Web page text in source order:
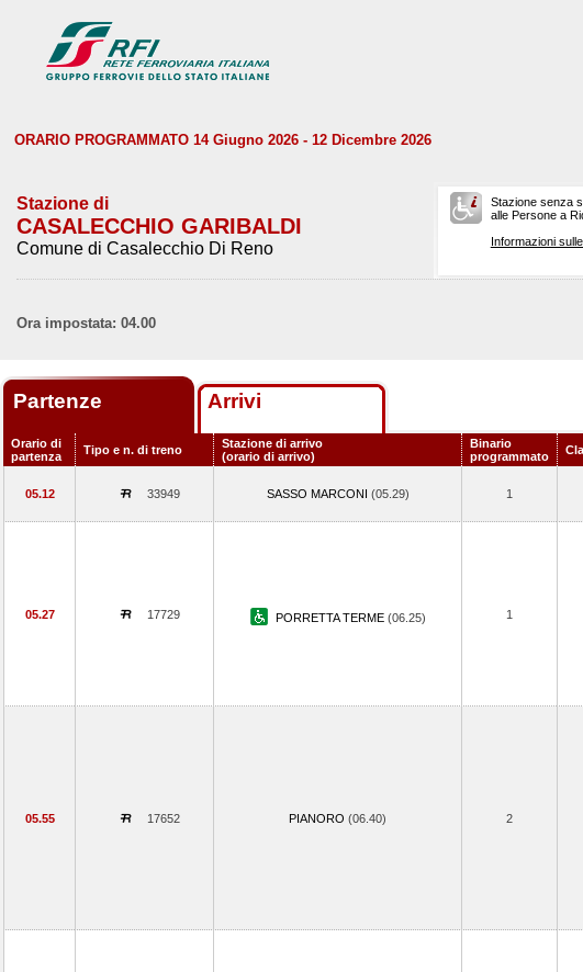
ORARIO PROGRAMMATO 14 Giugno 2026 - 12 Dicembre 2026
Stazione di
CASALECCHIO GARIBALDI
Comune di Casalecchio Di Reno
Stazione senza
alle Persone a
Informazioni
Ora impostata: 04.00
Partenze Arrivi
Orario di
partenza
Tipo e n. di treno
Stazione di arrivo
(orario di arrivo)
Binario
programmato
05.12 33949 SASSO MARCONI (05.29) 1
05.27 17729 PORRETTA TERME (06.25) 1
05.55 17652 PIANORO (06.40) 2